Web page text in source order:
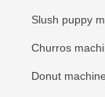
Slush puppy
Churros
Donut machine